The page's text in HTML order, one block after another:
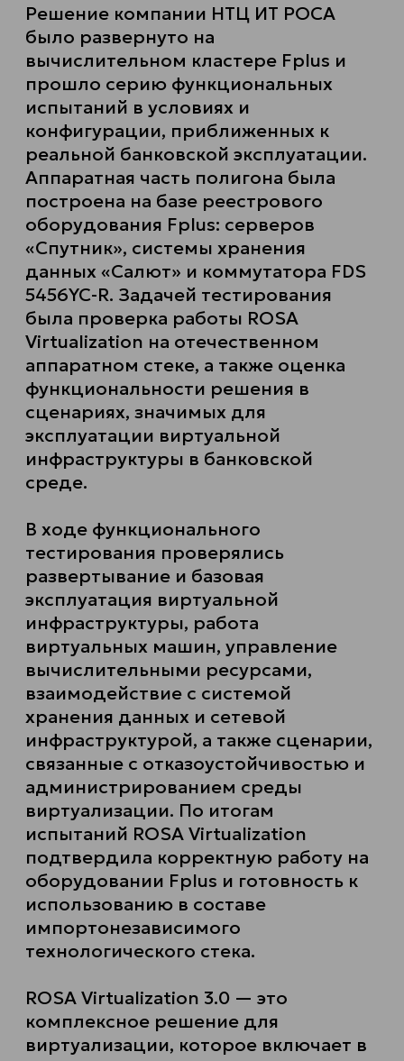
Решение компании НТЦ ИТ РОСА
было развернуто на
вычислительном кластере Fplus и
прошло серию функциональных
испытаний в условиях и
конфигурации, приближенных к
реальной банковской эксплуатации.
Аппаратная часть полигона была
построена на базе реестрового
оборудования Fplus: серверов
«Спутник», системы хранения
данных «Салют» и коммутатора FDS
5456YC-R. Задачей тестирования
была проверка работы ROSA
Virtualization на отечественном
аппаратном стеке, а также оценка
функциональности решения в
сценариях, значимых для
эксплуатации виртуальной
инфраструктуры в банковской
среде.
В ходе функционального
тестирования проверялись
развертывание и базовая
эксплуатация виртуальной
инфраструктуры, работа
виртуальных машин, управление
вычислительными ресурсами,
взаимодействие с системой
хранения данных и сетевой
инфраструктурой, а также сценарии,
связанные с отказоустойчивостью и
администрированием среды
виртуализации. По итогам
испытаний ROSA Virtualization
подтвердила корректную работу на
оборудовании Fplus и готовность к
использованию в составе
импортонезависимого
технологического стека.
ROSA Virtualization 3.0 — это
комплексное решение для
виртуализации, которое включает в